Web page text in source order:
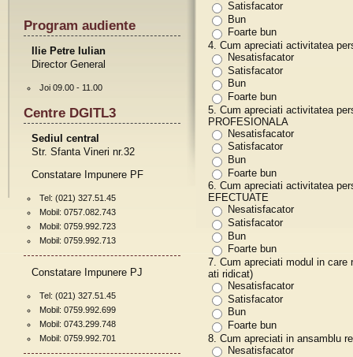
Program audiente
Ilie Petre Iulian
Director General
Joi 09.00 - 11.00
Centre DGITL3
Sediul central
Str. Sfanta Vineri nr.32
Constatare Impunere PF
Tel: (021) 327.51.45
Mobil: 0757.082.743
Mobil: 0759.992.723
Mobil: 0759.992.713
Constatare Impunere PJ
Tel: (021) 327.51.45
Mobil: 0759.992.699
Mobil: 0743.299.748
Mobil: 0759.992.701
Satisfacator
Bun
Foarte bun
4. Cum apreciati activitatea
Nesatisfacator
Satisfacator
Bun
Foarte bun
5. Cum apreciati activitatea
PROFESIONALA
Nesatisfacator
Satisfacator
Bun
Foarte bun
6. Cum apreciati activitatea
EFECTUATE
Nesatisfacator
Satisfacator
Bun
Foarte bun
7. Cum apreciati modul in care
ati ridicat)
Nesatisfacator
Satisfacator
Bun
Foarte bun
8. Cum apreciati in ansamblu
Nesatisfacator